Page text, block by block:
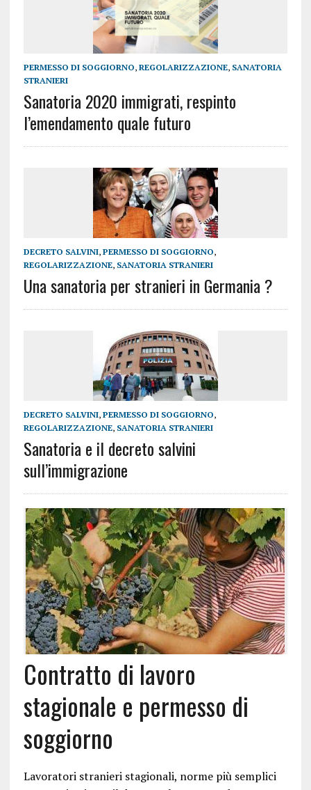
PERMESSO DI SOGGIORNO, REGOLARIZZAZIONE, SANATORIA
STRANIERI
Sanatoria 2020 immigrati, respinto
l’emendamento quale futuro
DECRETO SALVINI, PERMESSO DI SOGGIORNO,
REGOLARIZZAZIONE, SANATORIA STRANIERI
Una sanatoria per stranieri in Germania ?
DECRETO SALVINI, PERMESSO DI SOGGIORNO,
REGOLARIZZAZIONE, SANATORIA STRANIERI
Sanatoria e il decreto salvini
sull’immigrazione
Contratto di lavoro
stagionale e permesso di
soggiorno
Lavoratori stranieri stagionali, norme più semplici